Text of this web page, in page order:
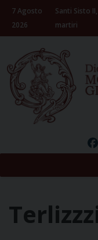
Skip
content
7 Agosto
2026
Santi Sisto
martiri